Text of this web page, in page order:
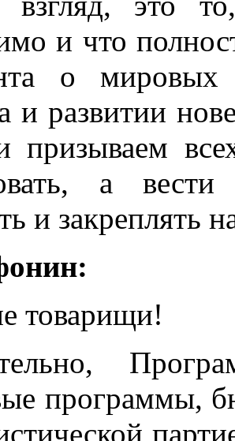
и что
о мировых
и развитии
призываем
а
и закреплять
товарищи!
программы,